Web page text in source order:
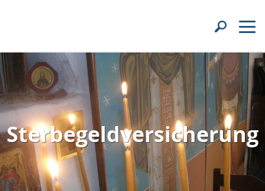
Sterbegeldversicherung